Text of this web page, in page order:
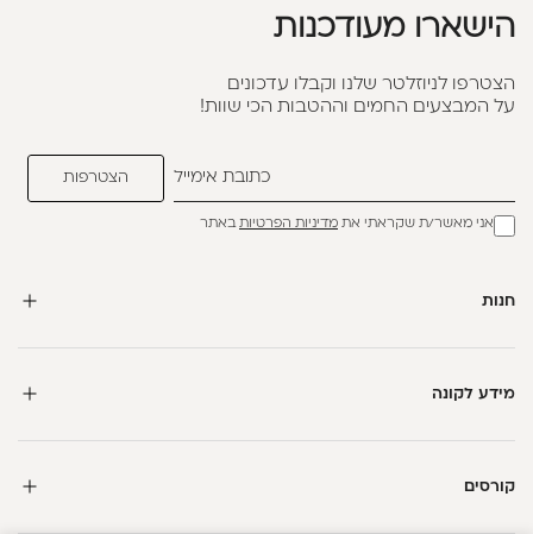
הישארו מעודכנות
הצטרפו לניוזלטר שלנו וקבלו עדכונים
על המבצעים החמים וההטבות הכי שוות!
אני מאשר/ת שקראתי את מדיניות הפרטיותבאתר
חנות
מידע לקונה
קורסים